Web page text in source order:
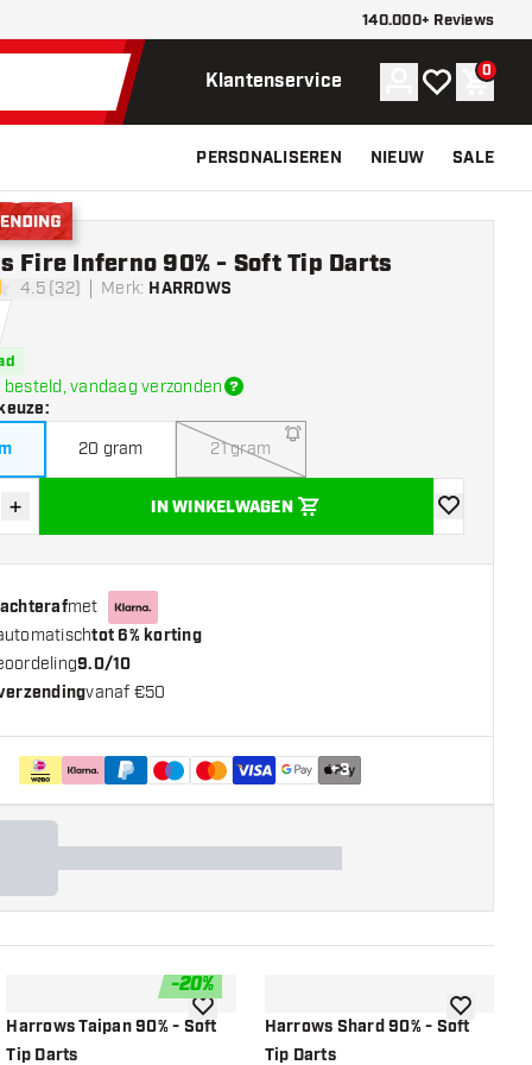
140.000+ Reviews
Klantenservice Account
Mijn 0
PERSONALISEREN NIEUW SALE
4.5 (32) Merk: HARROWS
Fire Inferno 90% - Soft Tip Darts
vandaag verzonden
:
20 gram 21 gram
hoeveelheid
Verhoog hoeveelheid
+ IN WINKELWAGEN
toevoegen
met
tot 6% korting
9.0/10
vanaf €50
+3
aan verlanglijst
-20%
Harrows Taipan 90% - Soft
Tip Darts
toevoegen aan verlanglijst
Harrows Shard 90% - Soft
Tip Darts